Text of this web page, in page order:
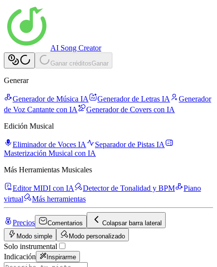
AI Song Creator
Ganar créditosGanar
Generar
Generador de Música IA Generador de Letras IA
Generador
de Voz Cantante con IA
Generador de Covers con IA
Edición Musical
Eliminador de Voces IA
Separador de Pistas IA
Masterización Musical con IA
Más Herramientas Musicales
Editor MIDI con IA Detector de Tonalidad y BPM
Piano
virtual
Más herramientas
Precios Comentarios
Colapsar barra lateral
Modo simple
Modo personalizado
Solo instrumental
Indicación
Inspirarme